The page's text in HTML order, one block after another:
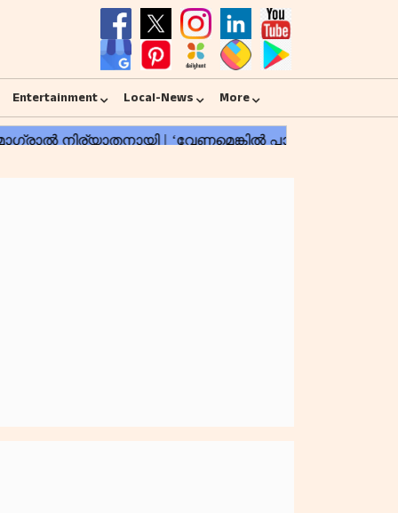
Entertainment Local-News More